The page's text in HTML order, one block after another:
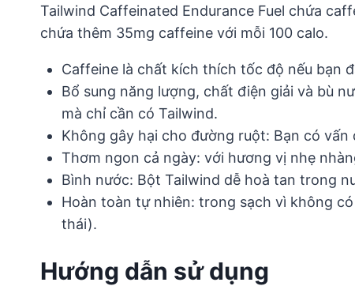
Tailwind Caffeinated Endurance Fuel chứa
chứa thêm 35mg caffeine với mỗi 100 calo.
Caffeine là chất kích thích tốc độ nếu bạn
Bổ sung năng lượng, chất điện giải và bù
mà chỉ cần có Tailwind.
Không gây hại cho đường ruột: Bạn có vấn
Thơm ngon cả ngày: với hương vị nhẹ
Bình nước: Bột Tailwind dễ hoà tan trong
Hoàn toàn tự nhiên: trong sạch vì không
thái).
Hướng dẫn sử dụng